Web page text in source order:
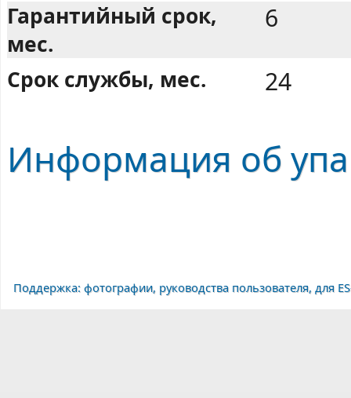
Гарантийный срок,
мес.
6
Срок службы, мес. 24
Информация об
Поддержка: фотографии, руководства пользователя, для